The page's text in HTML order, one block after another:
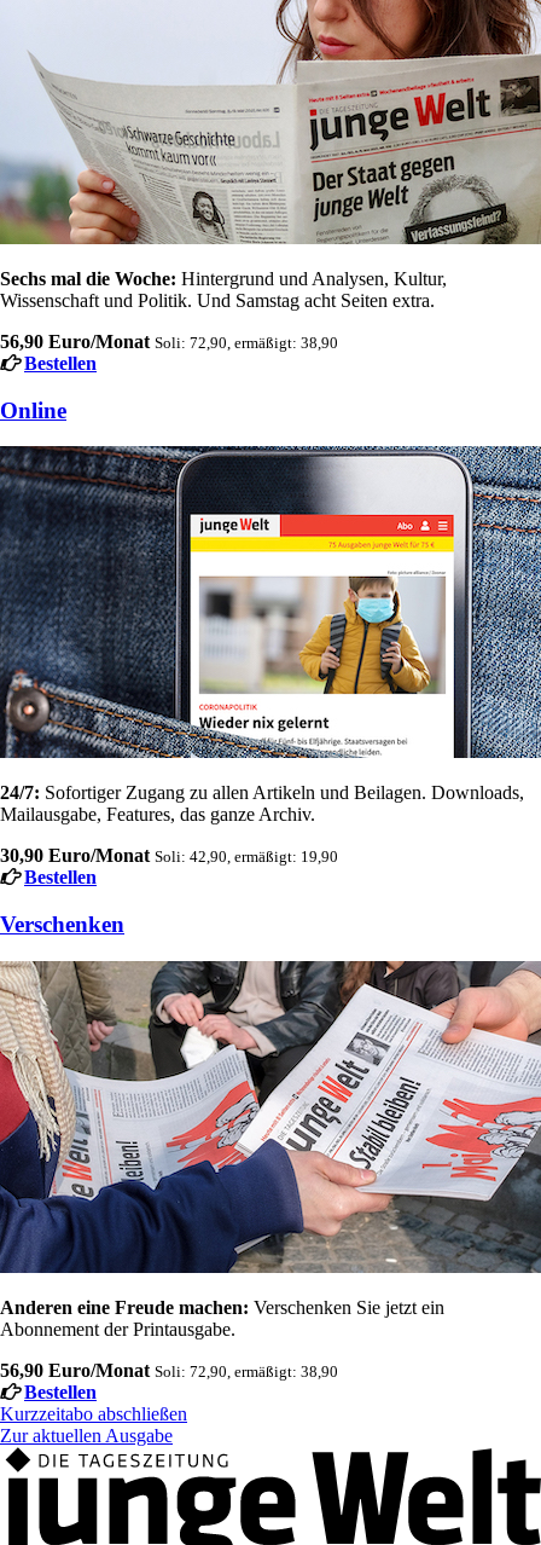
Sechs mal die Woche: Hintergrund und Analysen, Kultur,
Wissenschaft und Politik. Und Samstag acht Seiten extra.
56,90 Euro/Monat Soli: 72,90, ermäßigt: 38,90
Bestellen
Online
24/7: Sofortiger Zugang zu allen Artikeln und Beilagen. Downloads,
Mailausgabe, Features, das ganze Archiv.
30,90 Euro/Monat Soli: 42,90, ermäßigt: 19,90
Bestellen
Verschenken
Anderen eine Freude machen: Verschenken Sie jetzt ein
Abonnement der Printausgabe.
56,90 Euro/Monat Soli: 72,90, ermäßigt: 38,90
Bestellen
Kurzzeitabo abschließen
Zur aktuellen Ausgabe